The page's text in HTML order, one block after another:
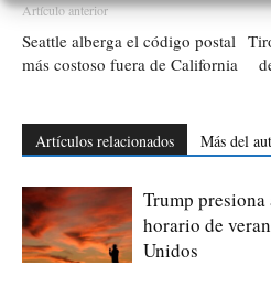
Artículo anterior
Seattle alberga el código postal
más costoso fuera de California
Artículos relacionados Más del
Trump presiona
horario de
Unidos